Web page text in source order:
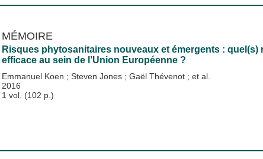
MÉMOIRE
Risques phytosanitaires nouveaux et émergents :
efficace au sein de l’Union Européenne ?
Emmanuel Koen ; Steven Jones ; Gaël Thévenot ; et al.
2016
1 vol. (102 p.)